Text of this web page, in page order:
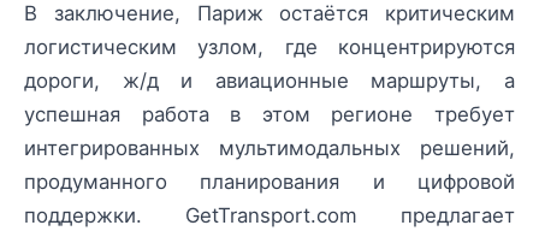
В заключение, Париж остаётся критическим
логистическим узлом, где концентрируются
дороги, ж/д и авиационные маршруты, а
успешная работа в этом регионе требует
интегрированных мультимодальных решений,
продуманного планирования и цифровой
поддержки. GetTransport.com предлагает